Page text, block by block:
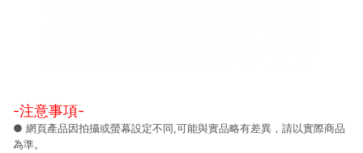
-注意事項-
● 網頁產品因拍攝或螢幕設定不同,可能與實品略有差異，請以實際商品
為準。